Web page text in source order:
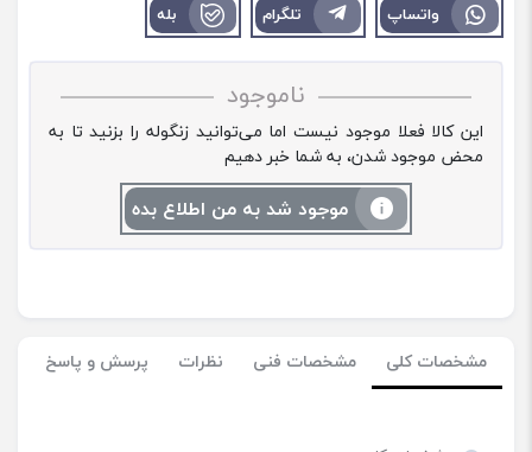
واتساپ تلگرام بله
ناموجود
این کالا فعلا موجود نیست اما می‌توانید زنگوله را بزنید تا به
محض موجود شدن، به شما خبر دهیم
موجود شد به من اطلاع بده
مشخصات کلی مشخصات فنی نظرات پرسش و پاسخ